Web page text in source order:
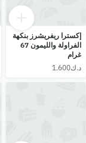
إكسترا ريفريشرز بنكهة
الفراولة والليمون 67
غرام
⁦د.ك1.600⁩